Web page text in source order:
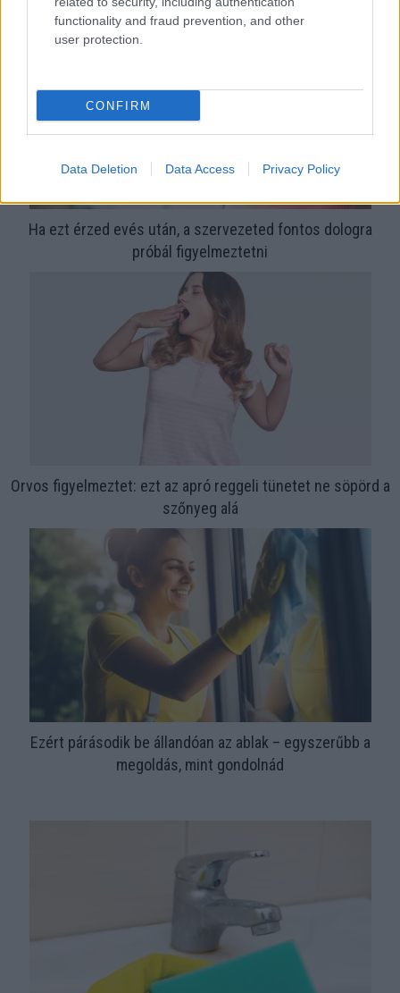
functionality and fraud prevention, and other
user protection.
CONFIRM
Data Deletion Data Access Privacy Policy
Ha ezt érzed evés után, a szervezeted fontos dologra
próbál figyelmeztetni
Orvos figyelmeztet: ezt az apró reggeli tünetet ne söpörd a
szőnyeg alá
Ezért párásodik be állandóan az ablak – egyszerűbb a
megoldás, mint gondolnád